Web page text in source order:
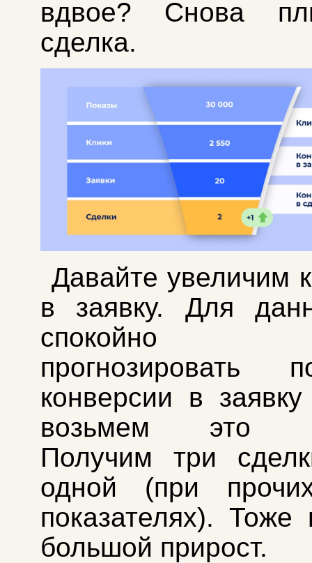
вдвое? Снова
сделка.
Давайте увеличим
в заявку. Для
спокойно
прогнозировать
конверсии в
возьмем это
Получим три
одной (при
показателях).
большой прирост.